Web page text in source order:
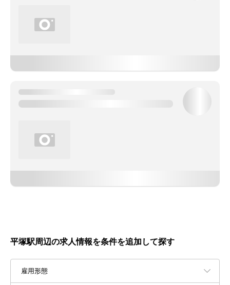
平塚駅周辺の求人情報を条件を追加して探す
雇用形態